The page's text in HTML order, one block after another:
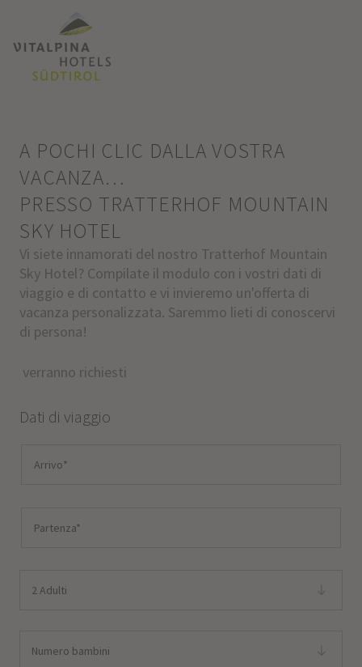
A POCHI CLIC DALLA VOSTRA
VACANZA…
PRESSO TRATTERHOF MOUNTAIN
SKY HOTEL
Vi siete innamorati del nostro Tratterhof Mountain
Sky Hotel? Compilate il modulo con i vostri dati di
viaggio e di contatto e vi invieremo un'offerta di
vacanza personalizzata. Saremmo lieti di conoscervi
di persona!
verranno richiesti
Dati di viaggio
2 Adulti
Numero bambini